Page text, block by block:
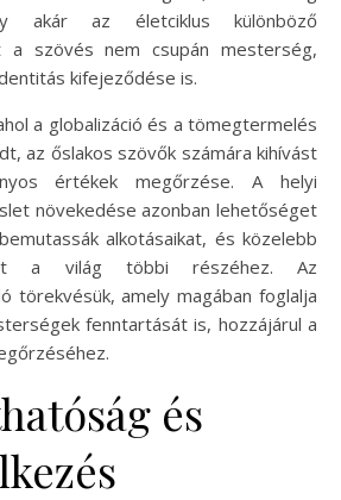
akár az életciklus különböző
a szövés nem csupán mesterség,
kifejeződése is.
a globalizáció és a tömegtermelés
az őslakos szövők számára kihívást
értékek megőrzése. A helyi
növekedése azonban lehetőséget
alkotásaikat, és közelebb
a világ többi részéhez. Az
törekvésük, amely magában foglalja
fenntartását is, hozzájárul a
és